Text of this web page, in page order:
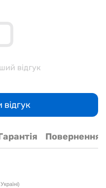
відгук
Повернення